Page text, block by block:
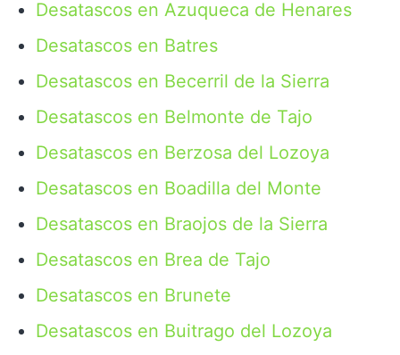
Desatascos en Azuqueca de Henares
Desatascos en Batres
Desatascos en Becerril de la Sierra
Desatascos en Belmonte de Tajo
Desatascos en Berzosa del Lozoya
Desatascos en Boadilla del Monte
Desatascos en Braojos de la Sierra
Desatascos en Brea de Tajo
Desatascos en Brunete
Desatascos en Buitrago del Lozoya